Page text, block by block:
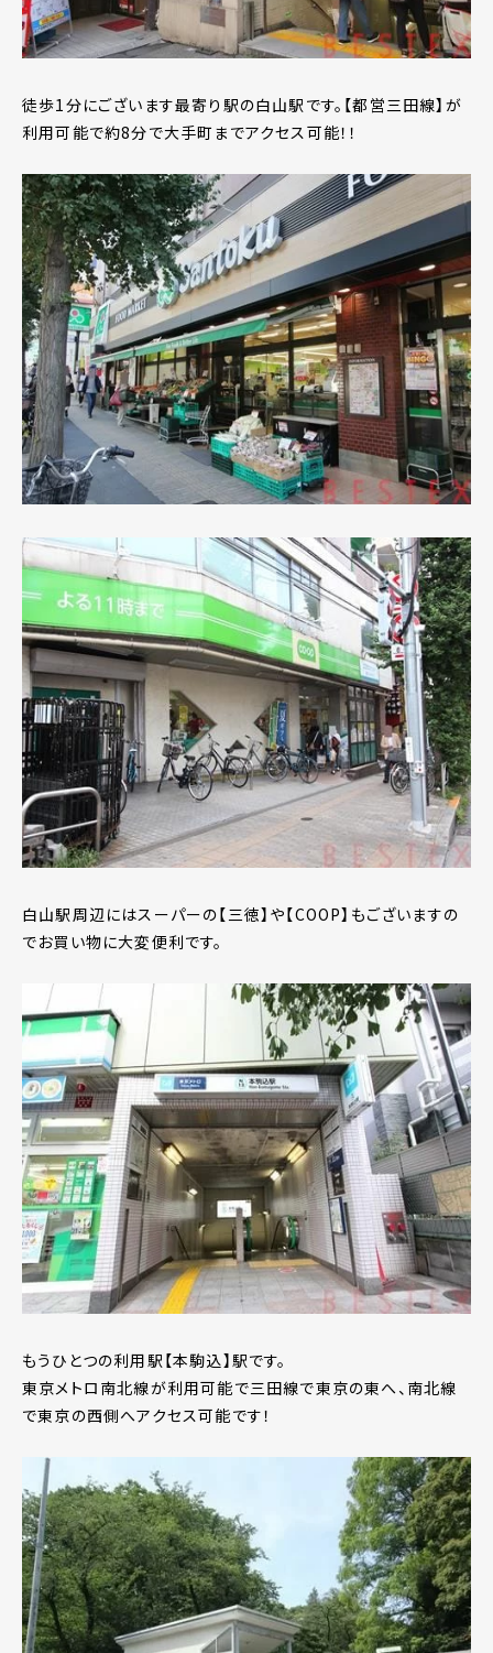
徒歩1分にございます最寄り駅の白山駅です。【都営三田線】が
利用可能で約8分で大手町までアクセス可能！！
白山駅周辺にはスーパーの【三徳】や【COOP】もございますの
でお買い物に大変便利です。
もうひとつの利用駅【本駒込】駅です。
東京メトロ南北線が利用可能で三田線で東京の東へ、南北線
で東京の西側へアクセス可能です！